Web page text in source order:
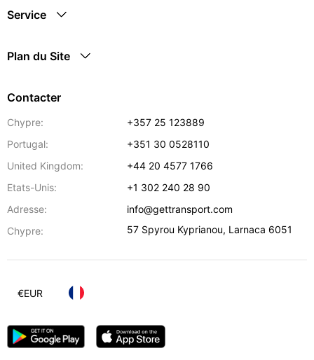
Service
Plan du Site
Contacter
Chypre:
+357 25 123889
Portugal:
+351 30 0528110
United Kingdom:
+44 20 4577 1766
Etats-Unis:
+1 302 240 28 90
Adresse:
info@gettransport.com
Chypre:
57 Spyrou Kyprianou, Larnaca 6051
€EUR